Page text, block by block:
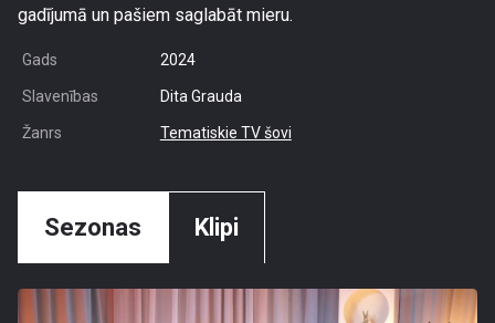
gadījumā un pašiem saglabāt mieru.
Gads 2024
Slavenības Dita Grauda
Žanrs Tematiskie TV šovi
Sezonas Klipi